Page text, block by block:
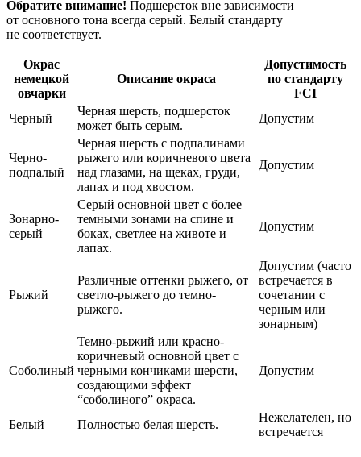
Обратите внимание! Подшерсток вне зависимости
от основного тона всегда серый. Белый стандарту
не соответствует.
Окрас
немецкой
овчарки
Описание окраса
Допустимость
по стандарту
FCI
Черный
Черная шерсть, подшерсток
может быть серым.
Допустим
Черно-
подпалый
Черная шерсть с подпалинами
рыжего или коричневого цвета
над глазами, на щеках, груди,
лапах и под хвостом.
Допустим
Зонарно-
серый
Серый основной цвет с более
темными зонами на спине и
боках, светлее на животе и
лапах.
Допустим
Рыжий
Различные оттенки рыжего, от
светло-рыжего до темно-
рыжего.
Допустим (часто
встречается в
сочетании с
черным или
зонарным)
Соболиный
Темно-рыжий или красно-
коричневый основной цвет с
черными кончиками шерсти,
создающими эффект
“соболиного” окраса.
Допустим
Белый Полностью белая шерсть.
Нежелателен, но
встречается